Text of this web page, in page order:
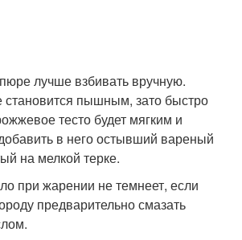
лучше взбивать вручную.
становится пышным, зато быстро
тесто будет мягким и
в него остывший вареный
на мелкой терке.
при жарении не темнеет, если
предварительно смазать